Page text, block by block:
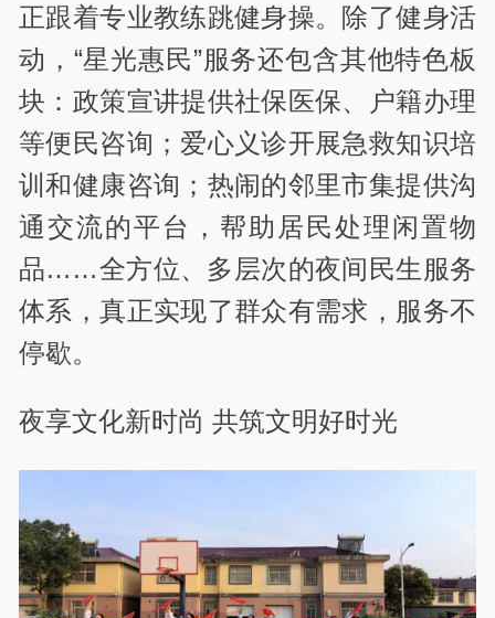
正跟着专业教练跳健身操。除了健身活
动，“星光惠民”服务还包含其他特色板
块：政策宣讲提供社保医保、户籍办理
等便民咨询；爱心义诊开展急救知识培
训和健康咨询；热闹的邻里市集提供沟
通交流的平台，帮助居民处理闲置物
品……全方位、多层次的夜间民生服务
体系，真正实现了群众有需求，服务不
停歇。
夜享文化新时尚 共筑文明好时光